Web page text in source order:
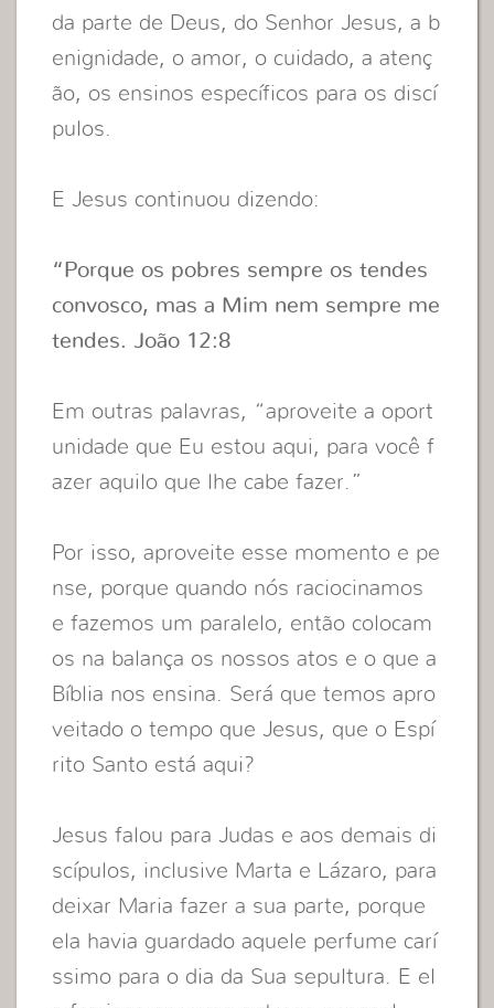
da parte de Deus, do Senhor Jesus, a b
enignidade, o amor, o cuidado, a atenç
ão, os ensinos específicos para os discí
pulos.
E Jesus continuou dizendo:
“Porque os pobres sempre os tendes
convosco, mas a Mim nem sempre me
tendes. João 12:8
Em outras palavras, “aproveite a oport
unidade que Eu estou aqui, para você f
azer aquilo que lhe cabe fazer.”
Por isso, aproveite esse momento e pe
nse, porque quando nós raciocinamos
e fazemos um paralelo, então colocam
os na balança os nossos atos e o que a
Bíblia nos ensina. Será que temos apro
veitado o tempo que Jesus, que o Espí
rito Santo está aqui?
Jesus falou para Judas e aos demais di
scípulos, inclusive Marta e Lázaro, para
deixar Maria fazer a sua parte, porque
ela havia guardado aquele perfume carí
ssimo para o dia da Sua sepultura. E el